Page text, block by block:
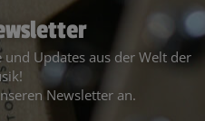
Updates aus der Welt der
Newsletter an.